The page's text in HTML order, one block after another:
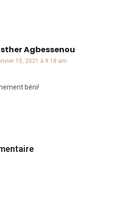
Agbessenou
15, 2021 à 9:18 am
béni!